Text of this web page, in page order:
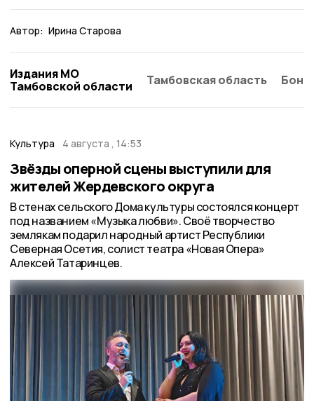
Автор: Ирина Старова
Издания МО
Тамбовской области
Тамбовская область
Культура 4 августа , 14:53
Звёзды оперной сцены выступили для
жителей Жердевского округа
В стенах сельского Дома культуры состоялся концерт
под названием «Музыка любви». Своё творчество
землякам подарил народный артист Республики
Северная Осетия, солист театра «Новая Опера»
Алексей Татаринцев.